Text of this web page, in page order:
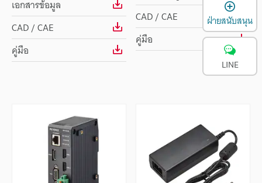
เอกสารข้อมูล
CAD / CAE
คู่มือ
CAD / CAE
คู่มือ
ฝ่ายสนับสนุน
LINE